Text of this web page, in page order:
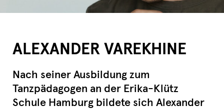
ALEXANDER VAREKHINE
Nach seiner Ausbildung zum
Tanzpädagogen an der Erika-Klütz
Schule Hamburg bildete sich Alexander